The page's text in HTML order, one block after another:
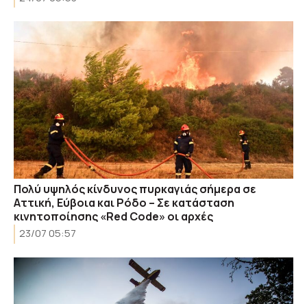
Πολύ υψηλός κίνδυνος πυρκαγιάς σήμερα σε
Αττική, Εύβοια και Ρόδο – Σε κατάσταση
κινητοποίησης «Red Code» οι αρχές
23/07 05:57